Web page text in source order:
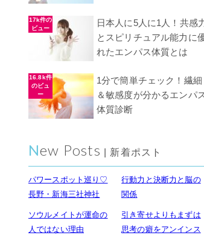
日本人に5人に1人！共感
とスピリチュアル能力に
れたエンパス体質とは
17k件の
ビュー
1分で簡単チェック！繊細
＆敏感度が分かるエンパ
体質診断
16.8k件
のビュ
ー
New Posts | 新着ポスト
パワースポット巡り♡
長野・新海三社神社
行動力と決断力と脳の
関係
ソウルメイトが運命の
人ではない理由
引き寄せよりもまずは
思考の癖をアンインス